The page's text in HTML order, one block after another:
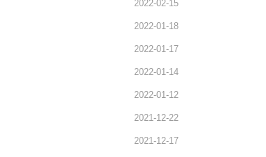
2022-02-15
2022-01-18
2022-01-17
2022-01-14
2022-01-12
2021-12-22
2021-12-17